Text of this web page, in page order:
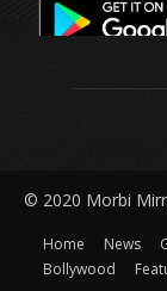
© 2020 Morbi
Home News
Bollywood